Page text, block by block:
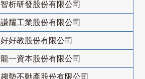
智析研發股份有限公司
謙耀工業股份有限公司
好好教股份有限公司
龍一資本股份有限公司
趨勢不動產股份有限公司